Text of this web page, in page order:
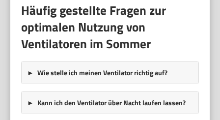
Häufig gestellte Fragen zur
optimalen Nutzung von
Ventilatoren im Sommer
Wie stelle ich meinen Ventilator richtig auf?
Kann ich den Ventilator über Nacht laufen lassen?